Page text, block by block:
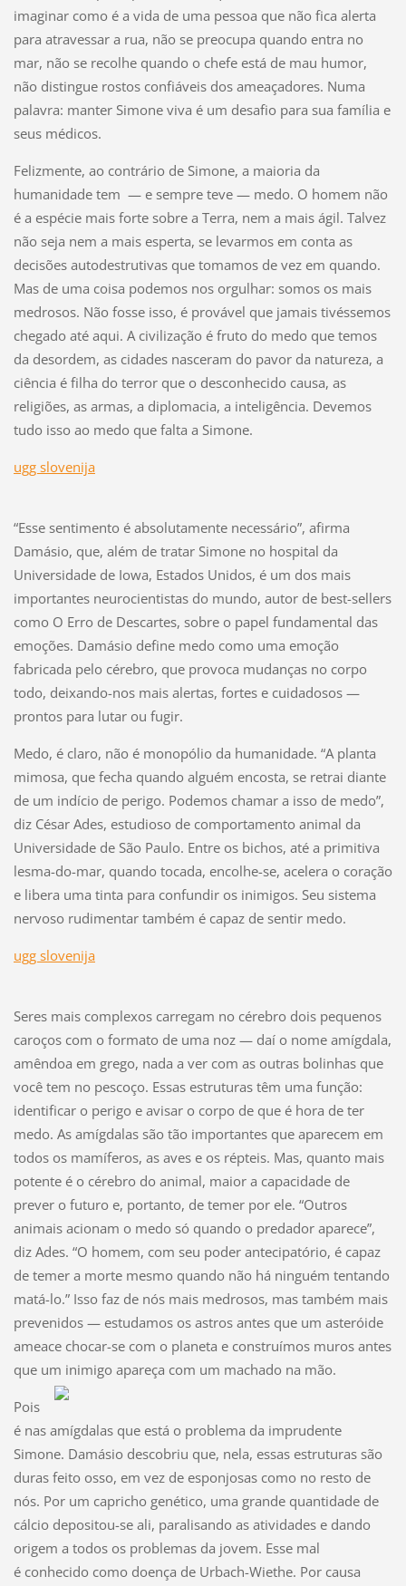
imaginar como é a vida de uma pessoa que não fica alerta
para atravessar a rua, não se preocupa quando entra no
mar, não se recolhe quando o chefe está de mau humor,
não distingue rostos confiáveis dos ameaçadores. Numa
palavra: manter Simone viva é um desafio para sua família e
seus médicos.
Felizmente, ao contrário de Simone, a maioria da
humanidade tem — e sempre teve — medo. O homem não
é a espécie mais forte sobre a Terra, nem a mais ágil. Talvez
não seja nem a mais esperta, se levarmos em conta as
decisões autodestrutivas que tomamos de vez em quando.
Mas de uma coisa podemos nos orgulhar: somos os mais
medrosos. Não fosse isso, é provável que jamais tivéssemos
chegado até aqui. A civilização é fruto do medo que temos
da desordem, as cidades nasceram do pavor da natureza, a
ciência é filha do terror que o desconhecido causa, as
religiões, as armas, a diplomacia, a inteligência. Devemos
tudo isso ao medo que falta a Simone.
ugg slovenija
“Esse sentimento é absolutamente necessário”, afirma
Damásio, que, além de tratar Simone no hospital da
Universidade de Iowa, Estados Unidos, é um dos mais
importantes neurocientistas do mundo, autor de best-sellers
como O Erro de Descartes, sobre o papel fundamental das
emoções. Damásio define medo como uma emoção
fabricada pelo cérebro, que provoca mudanças no corpo
todo, deixando-nos mais alertas, fortes e cuidadosos —
prontos para lutar ou fugir.
Medo, é claro, não é monopólio da humanidade. “A planta
mimosa, que fecha quando alguém encosta, se retrai diante
de um indício de perigo. Podemos chamar a isso de medo”,
diz César Ades, estudioso de comportamento animal da
Universidade de São Paulo. Entre os bichos, até a primitiva
lesma-do-mar, quando tocada, encolhe-se, acelera o coração
e libera uma tinta para confundir os inimigos. Seu sistema
nervoso rudimentar também é capaz de sentir medo.
ugg slovenija
Seres mais complexos carregam no cérebro dois pequenos
caroços com o formato de uma noz — daí o nome amígdala,
amêndoa em grego, nada a ver com as outras bolinhas que
você tem no pescoço. Essas estruturas têm uma função:
identificar o perigo e avisar o corpo de que é hora de ter
medo. As amígdalas são tão importantes que aparecem em
todos os mamíferos, as aves e os répteis. Mas, quanto mais
potente é o cérebro do animal, maior a capacidade de
prever o futuro e, portanto, de temer por ele. “Outros
animais acionam o medo só quando o predador aparece”,
diz Ades. “O homem, com seu poder antecipatório, é capaz
de temer a morte mesmo quando não há ninguém tentando
matá-lo.” Isso faz de nós mais medrosos, mas também mais
prevenidos — estudamos os astros antes que um asteróide
ameace chocar-se com o planeta e construímos muros antes
que um inimigo apareça com um machado na mão.
Pois
é nas amígdalas que está o problema da imprudente
Simone. Damásio descobriu que, nela, essas estruturas são
duras feito osso, em vez de esponjosas como no resto de
nós. Por um capricho genético, uma grande quantidade de
cálcio depositou-se ali, paralisando as atividades e dando
origem a todos os problemas da jovem. Esse mal
é conhecido como doença de Urbach-Wiethe. Por causa